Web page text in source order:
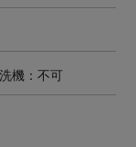
機：不可